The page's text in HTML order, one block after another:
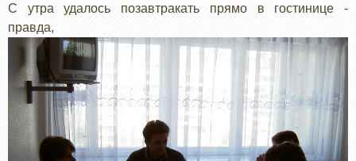
С утра удалось позавтракать прямо в гостинице -
правда,